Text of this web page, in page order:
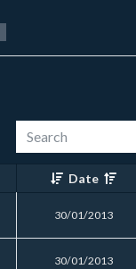
Date
30/01/2013
30/01/2013